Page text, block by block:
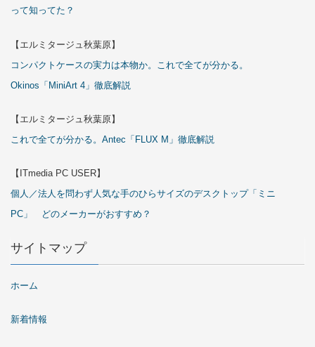
って知ってた？
【エルミタージュ秋葉原】
コンパクトケースの実力は本物か。これで全てが分かる。
Okinos「MiniArt 4」徹底解説
【エルミタージュ秋葉原】
これで全てが分かる。Antec「FLUX M」徹底解説
【ITmedia PC USER】
個人／法人を問わず人気な手のひらサイズのデスクトップ「ミニ
PC」 どのメーカーがおすすめ？
サイトマップ
ホーム
新着情報